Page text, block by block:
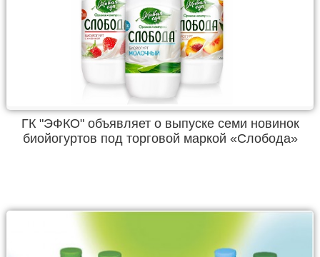
ГК "ЭФКО" объявляет о выпуске семи новинок
биойогуртов под торговой маркой «Слобода»